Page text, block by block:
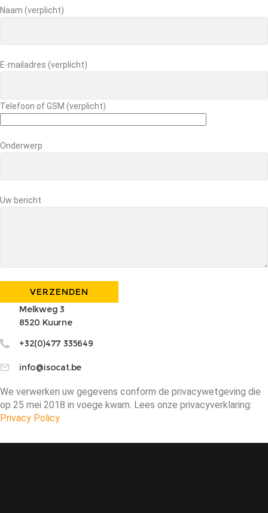
Naam (verplicht)
E-mailadres (verplicht)
Telefoon of GSM (verplicht)
Onderwerp
Uw bericht
Melkweg 3
8520 Kuurne
+32(0)477 335649
info@isocat.be
We verwerken uw gegevens conform de privacywetgeving die
op 25 mei 2018 in voege kwam. Lees onze privacyverklaring:
Privacy Policy